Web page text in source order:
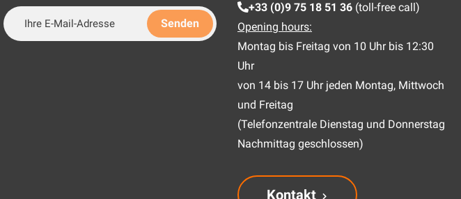
+33 (0)9 75 18 51 36 (toll-free call)
Opening hours:
Montag bis Freitag von 10 Uhr bis 12:30
Uhr
von 14 bis 17 Uhr jeden Montag, Mittwoch
und Freitag
(Telefonzentrale Dienstag und Donnerstag
Nachmittag geschlossen)
Kontakt